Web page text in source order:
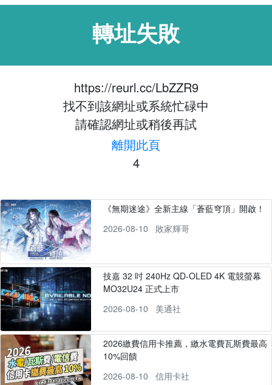
轉址失敗
https://reurl.cc/LbZZR9
找不到該網址或系統忙碌中
請確認網址或稍後再試
離開此頁
4
《無期迷途》全新主線「蒼藍穹頂」開啟！
2026-08-10
敗家輝哥
技嘉 32 吋 240Hz QD-OLED 4K 電競螢幕
MO32U24 正式上市
2026-08-10
美通社
2026繳費信用卡推薦，繳水電費瓦斯費最高
10%回饋
2026-08-10
信用卡社